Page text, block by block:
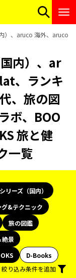
）、aruco 海外、aruco
内）、ar
、ランキ
、旅の図
ボ、BOO
旅と健
一覧
リーズ（国内）
グ&テクニック
旅の図鑑
絶景
D-Books
絞り込み条件を追加